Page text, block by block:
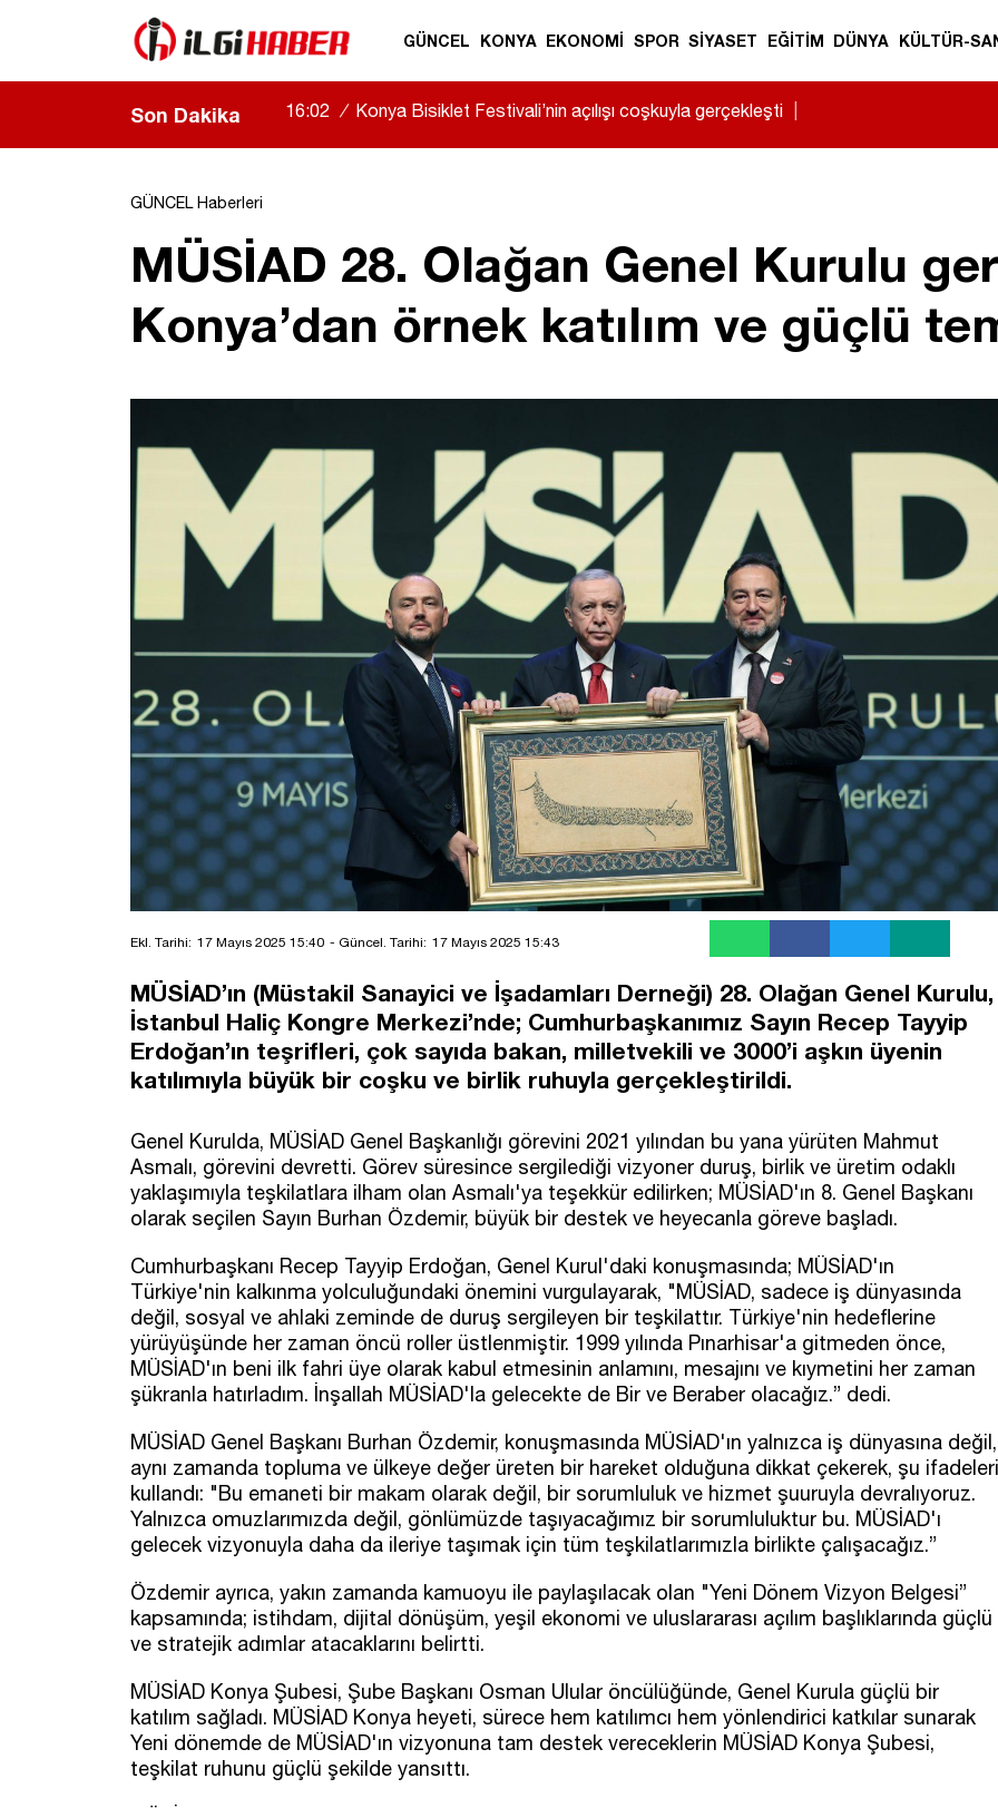
GÜNCEL KONYA EKONOMİ SPOR SİYASET EĞİTİM DÜNYA KÜLTÜR-
Son Dakika 16:02 / Konya Bisiklet Festivali’nin açılışı coşkuyla gerçekleşti
GÜNCEL Haberleri
MÜSİAD 28. Olağan Genel Kurulu
Konya’dan örnek katılım ve güçlü
Ekl. Tarihi: 17 Mayıs 2025 15:40 - Güncel. Tarihi: 17 Mayıs 2025 15:43
MÜSİAD’ın (Müstakil Sanayici ve İşadamları Derneği) 28. Olağan Genel Kurulu,
İstanbul Haliç Kongre Merkezi’nde; Cumhurbaşkanımız Sayın Recep Tayyip
Erdoğan’ın teşrifleri, çok sayıda bakan, milletvekili ve 3000’i aşkın üyenin
katılımıyla büyük bir coşku ve birlik ruhuyla gerçekleştirildi.
Genel Kurulda, MÜSİAD Genel Başkanlığı görevini 2021 yılından bu yana yürüten Mahmut
Asmalı, görevini devretti. Görev süresince sergilediği vizyoner duruş, birlik ve üretim odaklı
yaklaşımıyla teşkilatlara ilham olan Asmalı'ya teşekkür edilirken; MÜSİAD'ın 8. Genel Başkanı
olarak seçilen Sayın Burhan Özdemir, büyük bir destek ve heyecanla göreve başladı.
Cumhurbaşkanı Recep Tayyip Erdoğan, Genel Kurul'daki konuşmasında; MÜSİAD'ın
Türkiye'nin kalkınma yolculuğundaki önemini vurgulayarak, "MÜSİAD, sadece iş dünyasında
değil, sosyal ve ahlaki zeminde de duruş sergileyen bir teşkilattır. Türkiye'nin hedeflerine
yürüyüşünde her zaman öncü roller üstlenmiştir. 1999 yılında Pınarhisar'a gitmeden önce,
MÜSİAD'ın beni ilk fahri üye olarak kabul etmesinin anlamını, mesajını ve kıymetini her zaman
şükranla hatırladım. İnşallah MÜSİAD'la gelecekte de Bir ve Beraber olacağız.” dedi.
MÜSİAD Genel Başkanı Burhan Özdemir, konuşmasında MÜSİAD'ın yalnızca iş dünyasına değil,
aynı zamanda topluma ve ülkeye değer üreten bir hareket olduğuna dikkat çekerek, şu ifadeleri
kullandı: "Bu emaneti bir makam olarak değil, bir sorumluluk ve hizmet şuuruyla devralıyoruz.
Yalnızca omuzlarımızda değil, gönlümüzde taşıyacağımız bir sorumluluktur bu. MÜSİAD'ı
gelecek vizyonuyla daha da ileriye taşımak için tüm teşkilatlarımızla birlikte çalışacağız.”
Özdemir ayrıca, yakın zamanda kamuoyu ile paylaşılacak olan "Yeni Dönem Vizyon Belgesi”
kapsamında; istihdam, dijital dönüşüm, yeşil ekonomi ve uluslararası açılım başlıklarında güçlü
ve stratejik adımlar atacaklarını belirtti.
MÜSİAD Konya Şubesi, Şube Başkanı Osman Ulular öncülüğünde, Genel Kurula güçlü bir
katılım sağladı. MÜSİAD Konya heyeti, sürece hem katılımcı hem yönlendirici katkılar sunarak
Yeni dönemde de MÜSİAD'ın vizyonuna tam destek vereceklerin MÜSİAD Konya Şubesi,
teşkilat ruhunu güçlü şekilde yansıttı.